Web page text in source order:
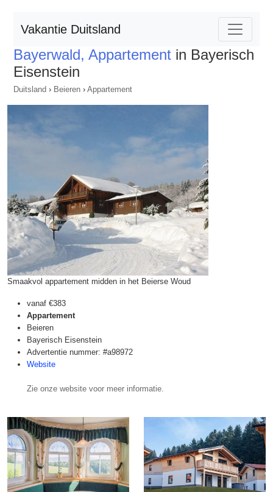
Vakantie Duitsland
Bayerwald, Appartement in Bayerisch
Eisenstein
Duitsland › Beieren › Appartement
Smaakvol appartement midden in het Beierse Woud
vanaf €383
Appartement
Beieren
Bayerisch Eisenstein
Advertentie nummer: #a98972
Website
Zie onze website voor meer informatie.